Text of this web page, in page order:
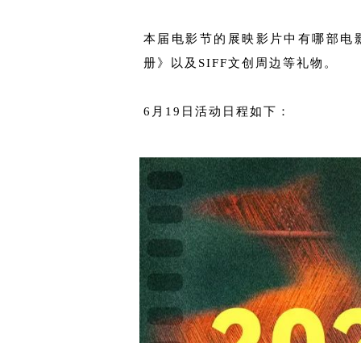
本届电影节的展映影片中有哪部
册》以及SIFF文创周边等礼物。
6月19日活动日程如下：